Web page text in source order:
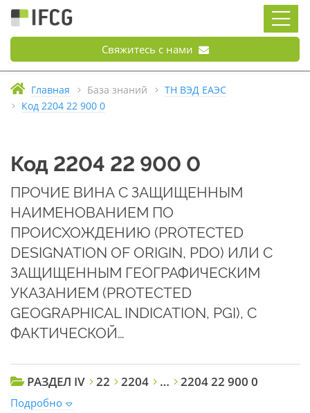
Свяжитесь с нами
Главная База знаний
ТН ВЭД ЕАЭС
Код 2204 22 900 0
Код 2204 22 900 0
ПРОЧИЕ ВИНА С ЗАЩИЩЕННЫМ
НАИМЕНОВАНИЕМ ПО
ПРОИСХОЖДЕНИЮ (PROTECTED
DESIGNATION OF ORIGIN, PDO) ИЛИ С
ЗАЩИЩЕННЫМ ГЕОГРАФИЧЕСКИМ
УКАЗАНИЕМ (PROTECTED
GEOGRAPHICAL INDICATION, PGI), С
ФАКТИЧЕСКОЙ…
РАЗДЕЛ IV 22 2204 … 2204 22 900 0
Подробно